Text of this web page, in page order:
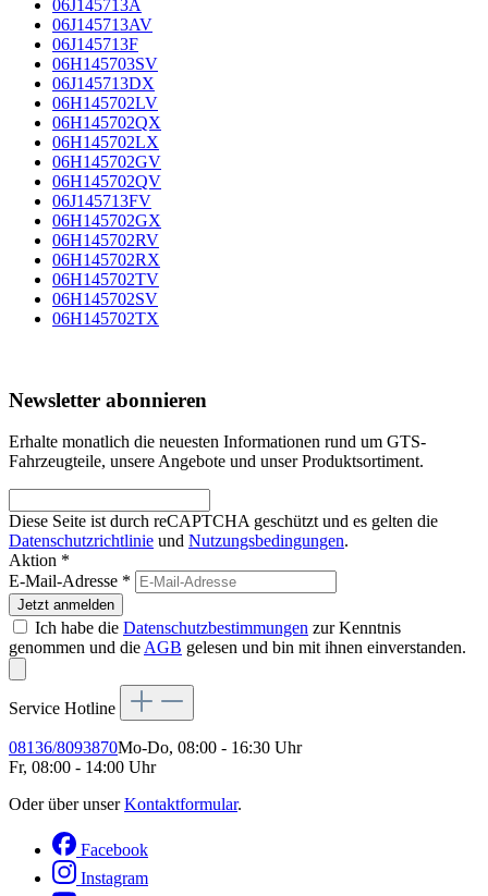
06J145713A
06J145713AV
06J145713F
06H145703SV
06J145713DX
06H145702LV
06H145702QX
06H145702LX
06H145702GV
06H145702QV
06J145713FV
06H145702GX
06H145702RV
06H145702RX
06H145702TV
06H145702SV
06H145702TX
Newsletter abonnieren
Erhalte monatlich die neuesten Informationen rund um GTS-
Fahrzeugteile, unsere Angebote und unser Produktsortiment.
Diese Seite ist durch reCAPTCHA geschützt und es gelten die
Datenschutzrichtlinie und Nutzungsbedingungen.
Aktion *
E-Mail-Adresse *
Jetzt anmelden
Ich habe die Datenschutzbestimmungen zur Kenntnis
genommen und die AGB gelesen und bin mit ihnen einverstanden.
Service Hotline
08136/8093870Mo-Do, 08:00 - 16:30 Uhr
Fr, 08:00 - 14:00 Uhr
Oder über unserKontaktformular.
Facebook
Instagram